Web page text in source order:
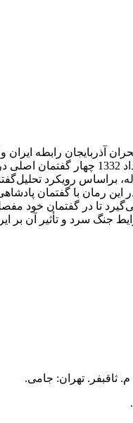
ایران نیز بحران آذربایجان
کرد، به‌گونه‌ای که اهمیت استراتژیک ایران به‌ عنوان بخشی از کشورهای «حلقه
رویکرد
رمان با گفتمان
تا در گفتمان خود
جنگ سرد و تأثیر آن بر
م. ثاقب­فر. تهران: جامی.